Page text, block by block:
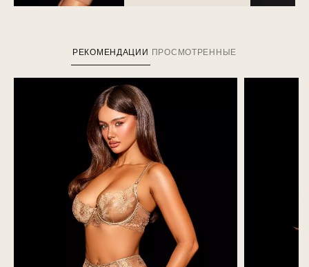
РЕКОМЕНДАЦИИ ПРОСМОТРЕННЫЕ